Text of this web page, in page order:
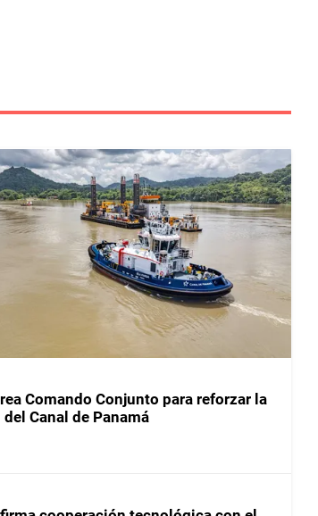
Comando Conjunto para reforzar la
Canal de Panamá